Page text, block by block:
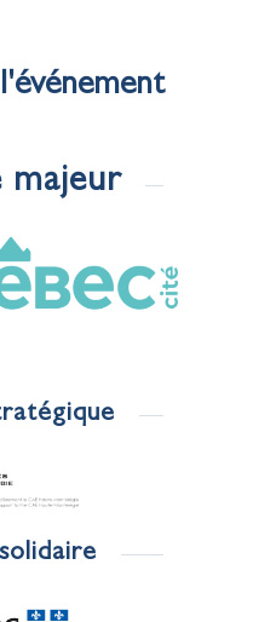
majeur